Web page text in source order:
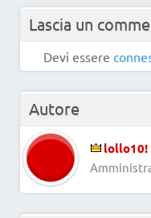
Lascia un
Devi essere
Autore
lollo10!